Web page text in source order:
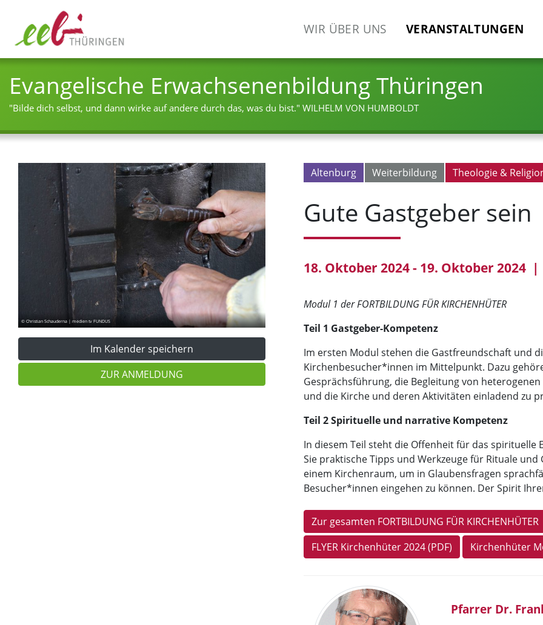
WIR ÜBER UNS VERANSTALTUNGEN
Evangelische Erwachsenenbildung Thüringen
"Bilde dich selbst, und dann wirke auf andere durch das, was du bist." WILHELM VON HUMBOLDT
Altenburg Weiterbildung Theologie &
Gute Gastgeber sein
18. Oktober 2024 - 19. Oktober 2024
Modul 1 der FORTBILDUNG FÜR KIRCHENHÜTER
Teil 1 Gastgeber-Kompetenz
Im ersten Modul stehen die Gastfreundschaft und
Kirchenbesucher*innen im Mittelpunkt. Dazu
Gesprächsführung, die Begleitung von
und die Kirche und deren Aktivitäten einladend zu
Teil 2 Spirituelle und narrative Kompetenz
In diesem Teil steht die Offenheit für das
Sie praktische Tipps und Werkzeuge für Rituale
einem Kirchenraum, um in Glaubensfragen
Besucher*innen eingehen zu können. Der Spirit
Zur gesamten FORTBILDUNG FÜR KIRCHENHÜTER
FLYER Kirchenhüter 2024 (PDF)
Kirchenhüter
Pfarrer Dr.
© Christian Schauderna | medien tv FUNDUS
Im Kalender speichern
ZUR ANMELDUNG